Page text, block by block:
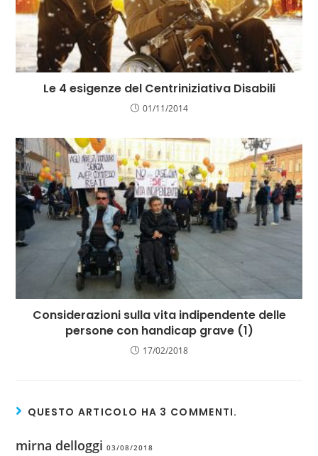
Le 4 esigenze del Centriniziativa Disabili
01/11/2014
Considerazioni sulla vita indipendente delle
persone con handicap grave (1)
17/02/2018
QUESTO ARTICOLO HA 3 COMMENTI.
mirna delloggi 03/08/2018